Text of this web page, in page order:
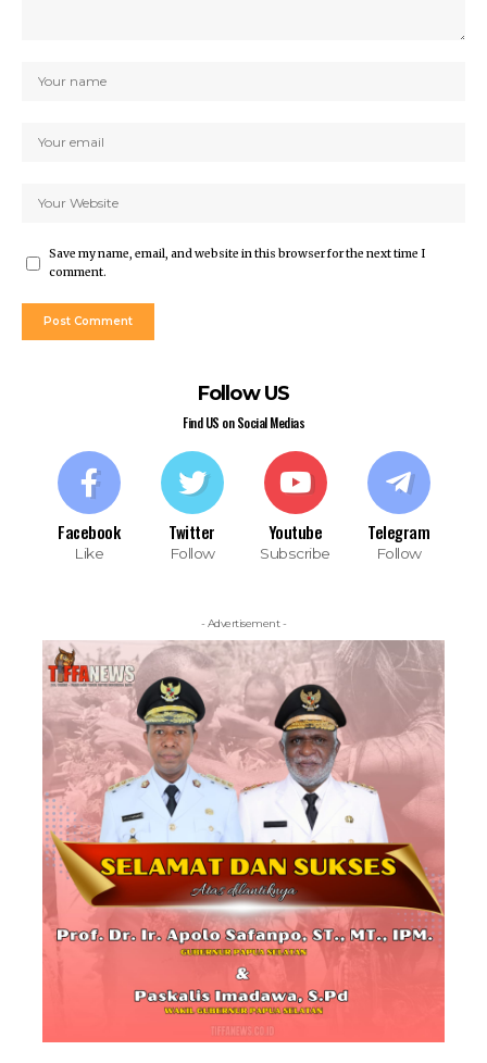
Save my name, email, and website in this browser for the next time I
comment.
Follow US
Find US on Social Medias
Facebook
Like
Twitter
Follow
Youtube
Subscribe
Telegram
Follow
- Advertisement -